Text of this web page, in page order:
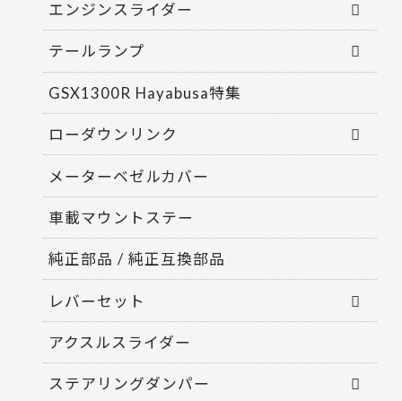
エンジンスライダー
テールランプ
GSX1300R Hayabusa特集
ローダウンリンク
メーターベゼルカバー
車載マウントステー
純正部品 / 純正互換部品
レバーセット
アクスルスライダー
ステアリングダンパー